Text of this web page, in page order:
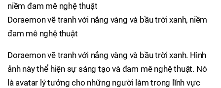
Doraemon vẽ tranh với nắng vàng và bầu trời xanh, niềm
đam mê nghệ thuật
Doraemon vẽ tranh với nắng vàng và bầu trời xanh. Hình
ảnh này thể hiện sự sáng tạo và đam mê nghệ thuật. Nó
là avatar lý tưởng cho những người làm trong lĩnh vực